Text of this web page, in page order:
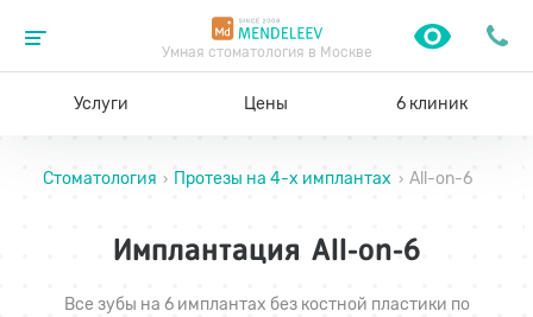
Умная стоматология в Москве
Услуги Цены 6 клиник
Стоматология › Протезы на 4-х имплантах › All-on-6
Имплантация All-on-6
Все зубы на 6 имплантах без костной пластики по